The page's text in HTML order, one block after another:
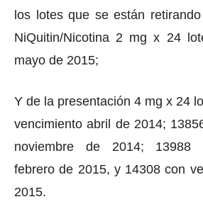
los lotes que se están
NiQuitin/Nicotina 2 mg x 24
mayo de 2015;
Y de la presentación 4 mg x 24
vencimiento abril de 2014;
noviembre de 2014; 13988
febrero de 2015, y 14308 con
2015.